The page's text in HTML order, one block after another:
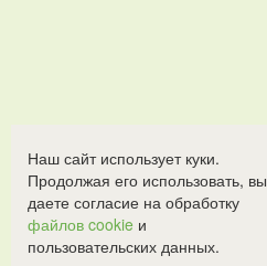
Наш сайт использует куки.
Продолжая его использовать, вы
даете согласие на обработку
файлов cookie и
пользовательских данных.